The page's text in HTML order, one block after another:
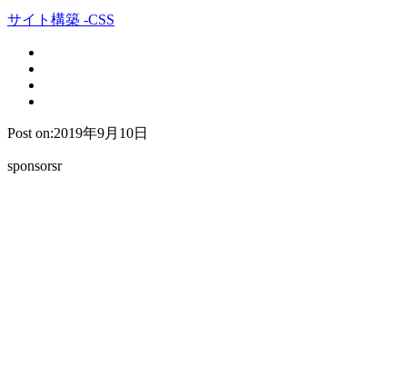
サイト構築 -CSS
Post on:2019年9月10日
sponsorsr